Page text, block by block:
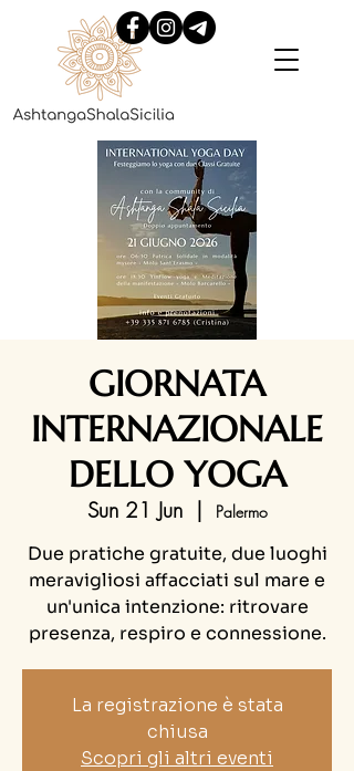
GIORNATA
INTERNAZIONALE
DELLO YOGA
Sun 21 Jun
  |
Palermo
Due pratiche gratuite, due luoghi
meravigliosi affacciati sul mare e
un'unica intenzione: ritrovare
presenza, respiro e connessione.
La registrazione è stata
chiusa
Scopri gli altri eventi